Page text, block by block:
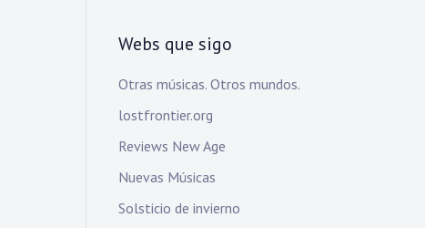
Webs que sigo
Otras músicas. Otros mundos.
lostfrontier.org
Reviews New Age
Nuevas Músicas
Solsticio de invierno